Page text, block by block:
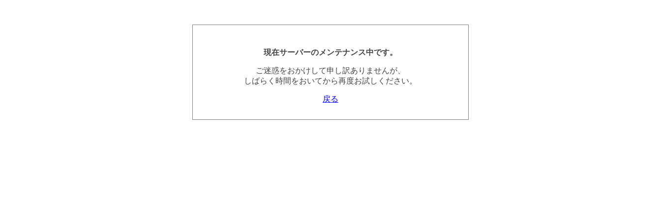
現在サーバーのメンテナンス中です。
ご迷惑をおかけして申し訳ありませんが、
しばらく時間をおいてから再度お試しください。
戻る